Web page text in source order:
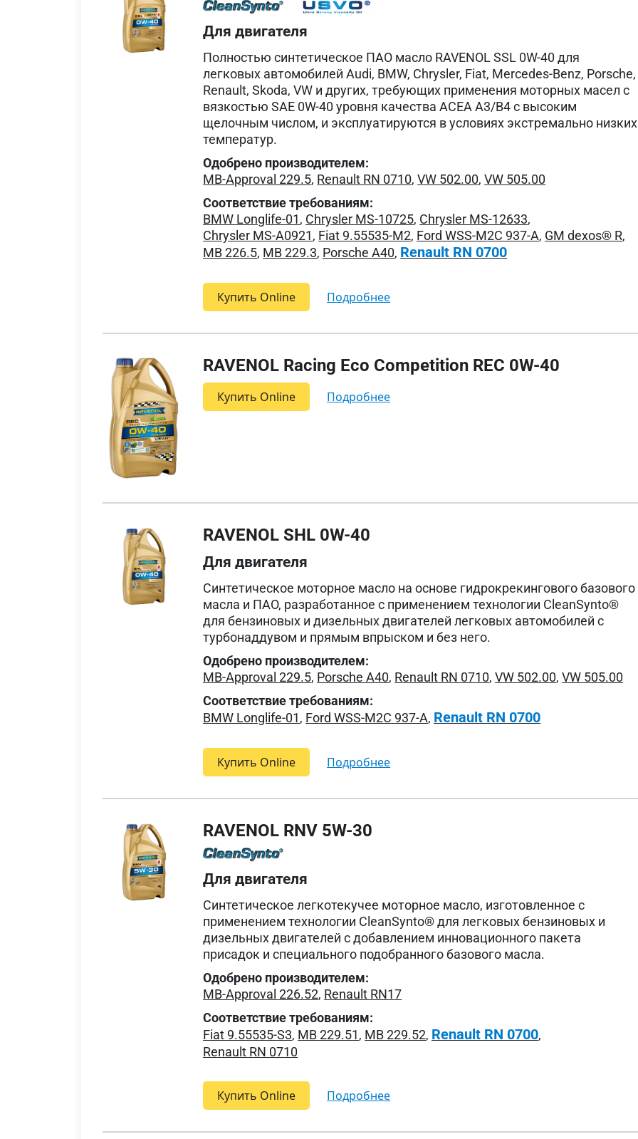
Для двигателя
Полностью синтетическое ПАО масло RAVENOL SSL 0W-40 для
легковых автомобилей Audi, BMW, Chrysler, Fiat, Mercedes-Benz, Porsche,
Renault, Skoda, VW и других, требующих применения моторных масел с
вязкостью SAE 0W-40 уровня качества ACEA A3/B4 с высоким
щелочным числом, и эксплуатируются в условиях экстремально низких
температур.
Одобрено производителем:
MB-Approval 229.5, Renault RN 0710,VW 502.00,VW 505.00
Соответствие требованиям:
BMW Longlife-01, Chrysler MS-10725, Chrysler MS-12633,
Chrysler MS-A0921, Fiat 9.55535-M2, Ford WSS-M2C 937-A, GM dexos® R,
MB 226.5, MB 229.3, Porsche A40, Renault RN 0700
Купить Online подробнее
RAVENOL Racing Eco Competition REC 0W-40
Купить Online подробнее
RAVENOL SHL 0W-40
Для двигателя
Синтетическое моторное масло на основе гидрокрекингового базового
масла и ПАО, разработанное с применением технологии CleanSynto®
для бензиновых и дизельных двигателей легковых автомобилей с
турбонаддувом и прямым впрыском и без него.
Одобрено производителем:
MB-Approval 229.5, Porsche A40, Renault RN 0710,VW 502.00,VW 505.00
Соответствие требованиям:
BMW Longlife-01, Ford WSS-M2C 937-A, Renault RN 0700
Купить Online подробнее
RAVENOL RNV 5W-30
Для двигателя
Синтетическое легкотекучее моторное масло, изготовленное с
применением технологии CleanSynto® для легковых бензиновых и
дизельных двигателей с добавлением инновационного пакета
присадок и специального подобранного базового масла.
Одобрено производителем:
MB-Approval 226.52, Renault RN17
Соответствие требованиям:
Fiat 9.55535-S3, MB 229.51, MB 229.52, Renault RN 0700,
Renault RN 0710
Купить Online подробнее